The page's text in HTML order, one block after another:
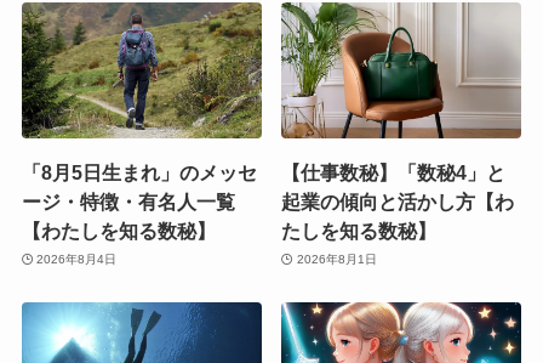
「8月5日生まれ」のメッセ
ージ・特徴・有名人一覧
【わたしを知る数秘】
2026年8月4日
【仕事数秘】「数秘4」と
起業の傾向と活かし方【わ
たしを知る数秘】
2026年8月1日